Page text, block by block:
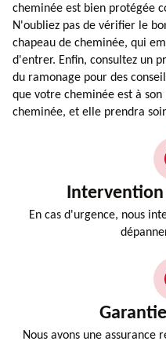
cheminée est bien protégée
N'oubliez pas de vérifier le
chapeau de cheminée, qui
d'entrer. Enfin, consultez un
du ramonage pour des
que votre cheminée est à
cheminée, et elle prendra
En cas d'urgence, nous
Nous avons une assurance